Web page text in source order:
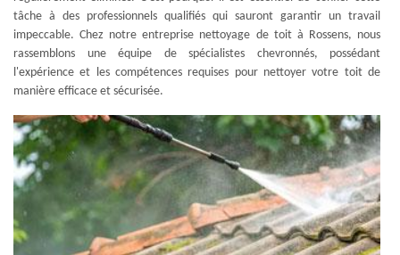
tâche à des professionnels qualifiés qui sauront garantir un travail
impeccable. Chez notre entreprise nettoyage de toit à Rossens, nous
rassemblons une équipe de spécialistes chevronnés, possédant
l'expérience et les compétences requises pour nettoyer votre toit de
manière efficace et sécurisée.